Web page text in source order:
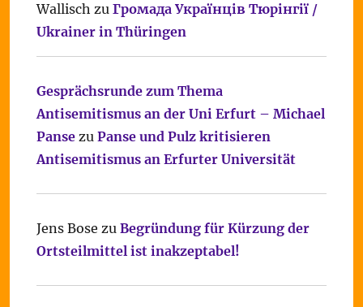
Wallisch zu Громада Українців Тюрінгії /
Ukrainer in Thüringen
Gesprächsrunde zum Thema
Antisemitismus an der Uni Erfurt – Michael
Pansezu Panse und Pulz kritisieren
Antisemitismus an Erfurter Universität
Jens Bose zu Begründung für Kürzung der
Ortsteilmittel ist inakzeptabel!